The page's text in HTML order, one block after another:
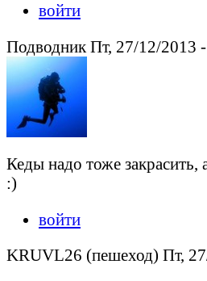
войти
Подводник Пт, 27/12/2013
Кеды надо тоже закрасить,
:)
войти
KRUVL26 (пешеход) Пт,